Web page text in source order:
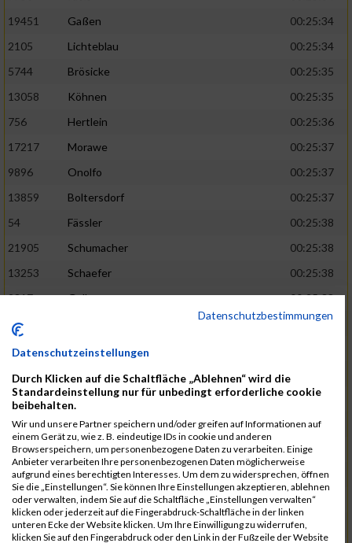
19451
Gaßen
00:25:34
2105
Lichteblau
00:25:34
5744
Brösicke
00:25:35
13058
Köhnen
00:25:35
756
Hertlein
00:25:36
17217
Morawe
00:25:37
9896
Onolfo
00:25:37
13859
Boltersdorf
00:25:37
54
Fässler
00:25:38
21905
Schumacher
00:25:38
13253
Schaefer
00:25:38
2317
Golbar
00:25:38
5561
00:25:38
12006
Laudien
9273
Nicotra
7717
Lades
00:25:38
15581
Adamczak
00:25:38
3162
Heilig
00:25:39
3107
Schork
00:25:40
5888
Regneri
00:25:41
8971
Bien 00:25:42
Datenschutzbestimmungen
Datenschutzeinstellungen
Durch Klicken auf die Schaltfläche „Ablehnen“ wird die
Standardeinstellung nur für unbedingt erforderliche cookie
beibehalten.
Wir und unsere Partner speichern und/oder greifen auf Informationen auf
einem Gerät zu, wie z. B. eindeutige IDs in cookie und anderen
Browserspeichern, um personenbezogene Daten zu verarbeiten. Einige
Anbieter verarbeiten Ihre personenbezogenen Daten möglicherweise
aufgrund eines berechtigten Interesses. Um dem zu widersprechen, öffnen
Sie die „Einstellungen“. Sie können Ihre Einstellungen akzeptieren, ablehnen
oder verwalten, indem Sie auf die Schaltfläche „Einstellungen verwalten“
klicken oder jederzeit auf die Fingerabdruck-Schaltfläche in der linken
unteren Ecke der Website klicken. Um Ihre Einwilligung zu widerrufen,
klicken Sie auf den Fingerabdruck oder den Link in der Fußzeile der Website